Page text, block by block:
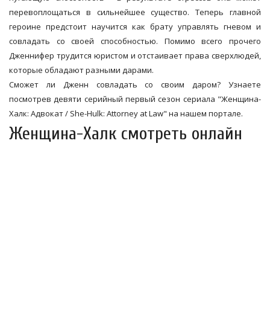
перевоплощаться в сильнейшее существо. Теперь главной
героине предстоит научится как брату управлять гневом и
совладать со своей способностью. Помимо всего прочего
Дженнифер трудится юристом и отстаивает права сверхлюдей,
которые обладают разными дарами.
Сможет ли Дженн совладать со своим даром? Узнаете
посмотрев девяти серийный первый сезон сериала "Женщина-
Халк: Адвокат / She-Hulk: Attorney at Law" на нашем портале.
Женщина-Халк смотреть онлайн